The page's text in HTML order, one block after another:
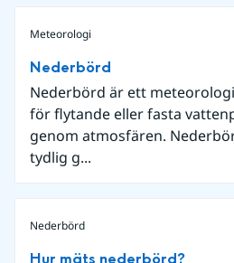
Meteorologi
Nederbörd
Nederbörd är ett
för flytande eller fasta
genom atmosfären.
tydlig g...
Nederbörd